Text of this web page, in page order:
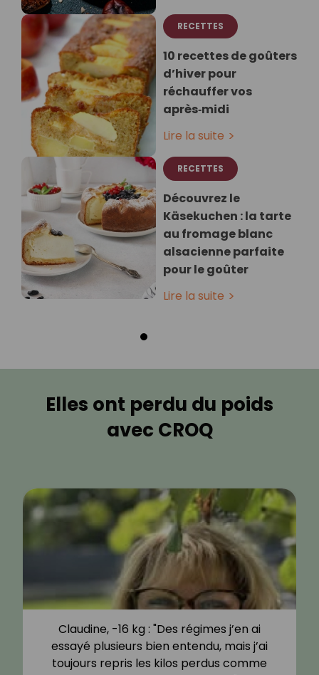
RECETTES
10 recettes de goûters
d’hiver pour
réchauffer vos
après‑midi
Lire la suite
RECETTES
Découvrez le
Käsekuchen : la tarte
au fromage blanc
alsacienne parfaite
pour le goûter
Lire la suite
Elles ont perdu du poids
avec CROQ
Claudine, -16 kg : "Des régimes j’en ai
essayé plusieurs bien entendu, mais j’ai
toujours repris les kilos perdus comme